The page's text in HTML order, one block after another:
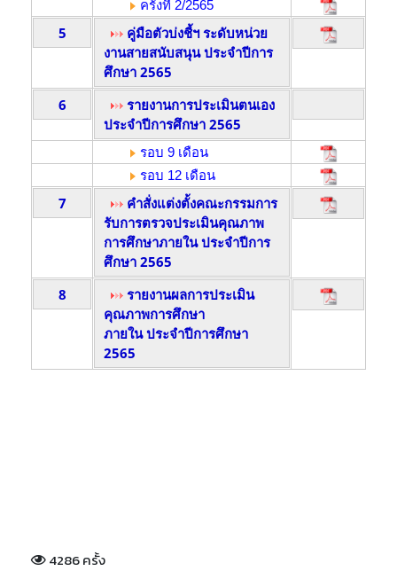
ครั้งที่ 2/2565
5
คู่มือตัวบ่งชี้ฯ ระดับหน่วย
งานสายสนับสนุน ประจำปีการ
ศึกษา 2565
6
รายงานการประเมินตนเอง
ประจำปีการศึกษา 2565
รอบ 9 เดือน
รอบ 12 เดือน
7
คำสั่งแต่งตั้งคณะกรรมการ
รับการตรวจประเมินคุณภาพ
การศึกษาภายใน ประจำปีการ
ศึกษา 2565
8
รายงานผลการประเมิน
คุณภาพการศึกษา
ภายใน ประจำปีการศึกษา
2565
4286 ครั้ง